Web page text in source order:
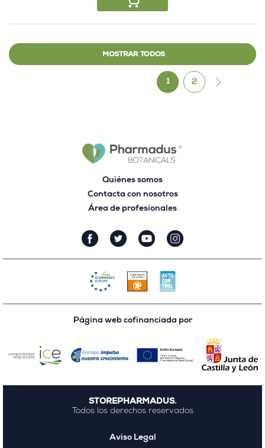
MOSTRAR TODOS
1 2
Quiénes somos
Contacta con nosotros
Área de profesionales
Página web cofinanciada por
STOREPHARMADUS.
Todos los derechos reservados
Aviso Legal